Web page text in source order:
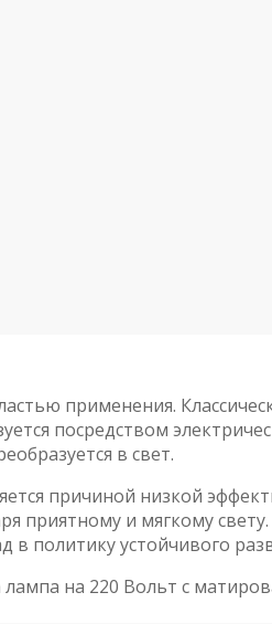
применения.
посредством
в свет.
причиной низкой
приятному и мягкому
в политику устойчивого
на 220 Вольт с